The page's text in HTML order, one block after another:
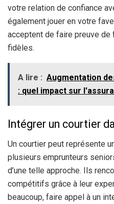
votre relation de confiance
également jouer en votre
acceptent de faire preuve
fidèles.
A lire : Augmentation
: quel impact sur
Intégrer un courtier
Un courtier peut représente
plusieurs emprunteurs
d’une telle approche. Ils
compétitifs grâce à leur
beaucoup, faire appel à un